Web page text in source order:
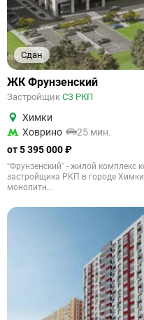
Сдан
ЖК Фрунзенский
Застройщик СЗ РКП
Химки
Ховрино
25 мин.
от 5 395 000 ₽
“Фрунзенский” - жилой комплекс
застройщика РКП в городе
монолитн...